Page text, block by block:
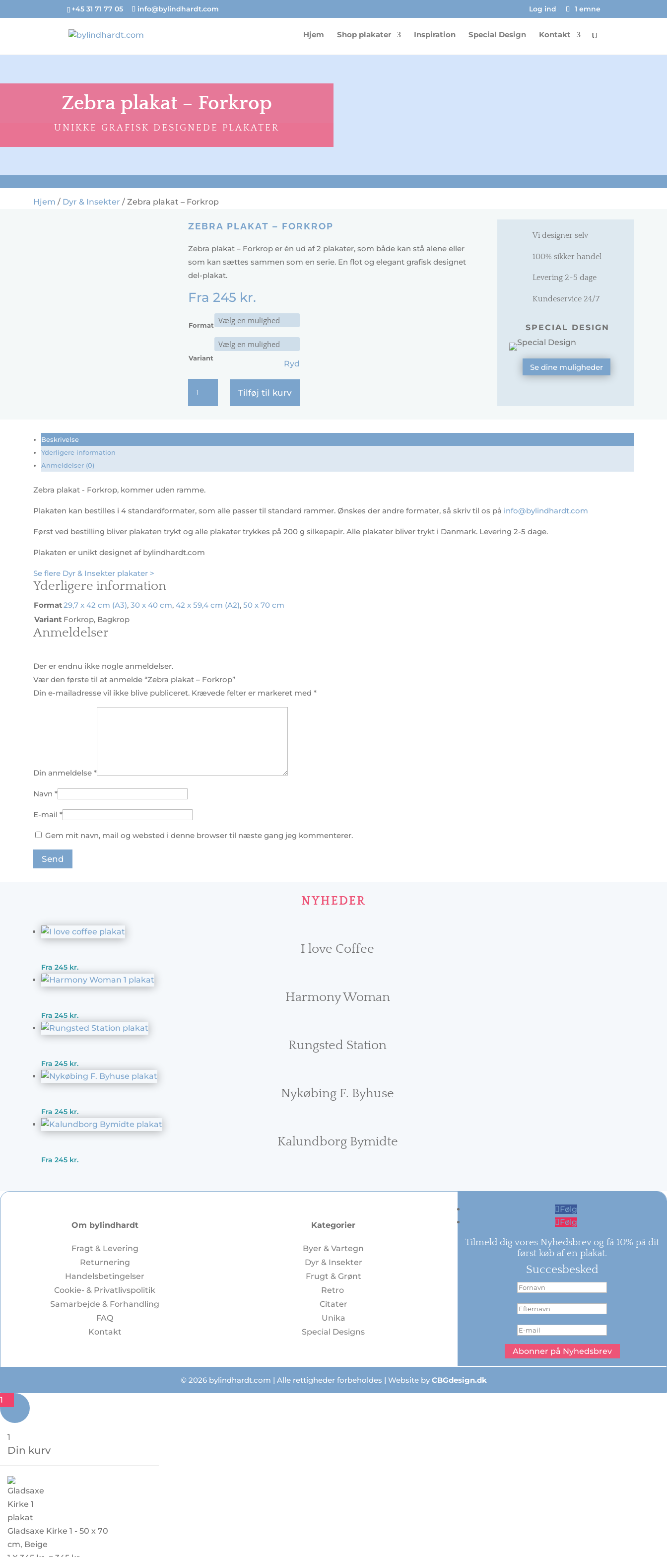
+45 31 71 77 05 info@bylindhardt.com Log ind 1 emne
Hjem Shop plakater Inspiration Special Design Kontakt
Zebra plakat – Forkrop
UNIKKE GRAFISK DESIGNEDE PLAKATER
Hjem / Dyr & Insekter / Zebra plakat – Forkrop
ZEBRA PLAKAT – FORKROP
Zebra plakat – Forkrop er én ud af 2 plakater, som både kan stå alene eller
som kan sættes sammen som en serie. En flot og elegant grafisk designet
del-plakat.
Fra 245 kr.
Format
Variant
Ryd
Tilføj til kurv
Vi designer selv
100% sikker handel
Levering 2-5 dage
Kundeservice 24/7
SPECIAL DESIGN
Se dine muligheder
Beskrivelse
Yderligere information
Anmeldelser (0)
Zebra plakat - Forkrop, kommer uden ramme.
Plakaten kan bestilles i 4 standardformater, som alle passer til standard rammer. Ønskes der andre formater, så skriv til os på info@bylindhardt.com
Først ved bestilling bliver plakaten trykt og alle plakater trykkes på 200 g silkepapir. Alle plakater bliver trykt i Danmark. Levering 2-5 dage.
Plakaten er unikt designet af bylindhardt.com
Se flere Dyr & Insekter plakater >
Yderligere information
Format29,7 x 42 cm (A3),30 x 40 cm,42 x 59,4 cm (A2),50 x 70 cm
Variant Forkrop, Bagkrop
Anmeldelser
Der er endnu ikke nogle anmeldelser.
Vær den første til at anmelde “Zebra plakat – Forkrop”
Din e-mailadresse vil ikke blive publiceret. Krævede felter er markeret med*
Din anmeldelse*
Navn*
E-mail*
Gem mit navn, mail og websted i denne browser til næste gang jeg kommenterer.
NYHEDER
I love Coffee
Fra245 kr.
Harmony Woman
Fra245 kr.
Rungsted Station
Fra245 kr.
Nykøbing F. Byhuse
Fra245 kr.
Kalundborg Bymidte
Fra245 kr.
Om bylindhardt
Fragt & Levering
Returnering
Handelsbetingelser
Cookie- & Privatlivspolitik
Samarbejde & Forhandling
FAQ
Kontakt
Kategorier
Byer & Vartegn
Dyr & Insekter
Frugt & Grønt
Retro
Citater
Unika
Special Designs
Følg
Følg
Tilmeld dig vores Nyhedsbrev og få 10% på dit
først køb af en plakat.
Succesbesked
Abonner på Nyhedsbrev
© 2026 bylindhardt.com | Alle rettigheder forbeholdes | Website byCBGdesign.dk
1
1
Din kurv
Gladsaxe Kirke 1 - 50 x 70
cm, Beige